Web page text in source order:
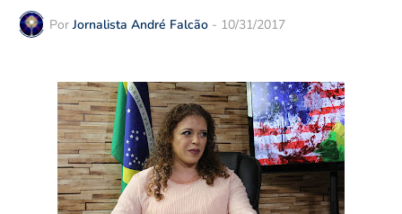
Por Jornalista André Falcão - 10/31/2017